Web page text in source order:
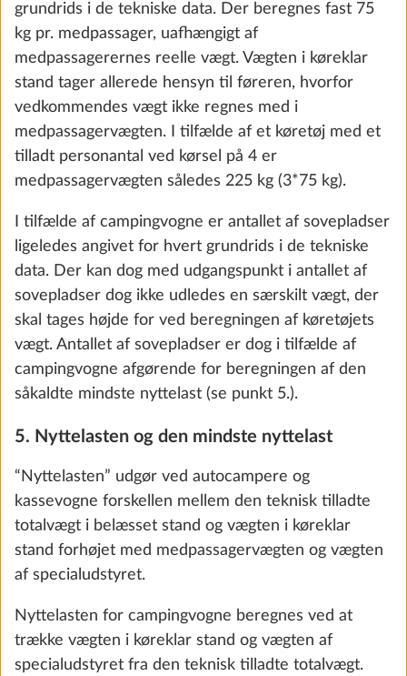
the future. You can find more information about
cookies and customization options by clicking on
the "Show details" link.
Show details Decline
City-vandtilslutning
2.180 kr.
Tilføj
Vandpumpe
549 kr.
Tilføj
grundrids i de tekniske data. Der beregnes fast 75
kg pr. medpassager, uafhængigt af
medpassagerernes reelle vægt. Vægten i køreklar
stand tager allerede hensyn til føreren, hvorfor
vedkommendes vægt ikke regnes med i
medpassagervægten. I tilfælde af et køretøj med et
tilladt personantal ved kørsel på 4 er
medpassagervægten således 225 kg (3*75 kg).
I tilfælde af campingvogne er antallet af sovepladser
ligeledes angivet for hvert grundrids i de tekniske
data. Der kan dog med udgangspunkt i antallet af
sovepladser dog ikke udledes en særskilt vægt, der
skal tages højde for ved beregningen af køretøjets
vægt. Antallet af sovepladser er dog i tilfælde af
campingvogne afgørende for beregningen af den
såkaldte mindste nyttelast (se punkt 5.).
5. Nyttelasten og den mindste nyttelast
“Nyttelasten” udgør ved autocampere og
kassevogne forskellen mellem den teknisk tilladte
totalvægt i belæsset stand og vægten i køreklar
stand forhøjet med medpassagervægten og vægten
af specialudstyret.
Nyttelasten for campingvogne beregnes ved at
trække vægten i køreklar stand og vægten af
specialudstyret fra den teknisk tilladte totalvægt.